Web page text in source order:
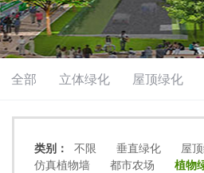
全部 立体绿化 屋顶绿化
类别： 不限 垂直绿化 屋
仿真植物墙
都市农场 植物